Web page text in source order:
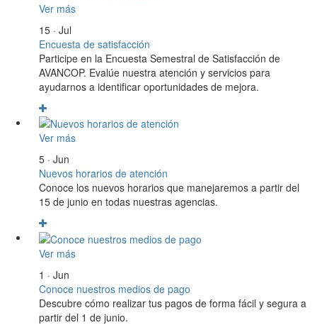
Ver más
15 · Jul
Encuesta de satisfacción
Participe en la Encuesta Semestral de Satisfacción de
AVANCOP. Evalúe nuestra atención y servicios para
ayudarnos a identificar oportunidades de mejora.
Ver más
5 · Jun
Nuevos horarios de atención
Conoce los nuevos horarios que manejaremos a partir del
15 de junio en todas nuestras agencias.
Ver más
1 · Jun
Conoce nuestros medios de pago
Descubre cómo realizar tus pagos de forma fácil y segura a
partir del 1 de junio.